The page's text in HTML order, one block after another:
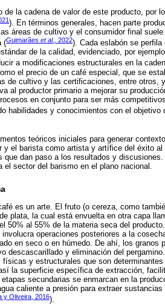
de la cadena de valor de este producto, por
). En términos generales, hacen parte
áreas de cultivo y el consumidor final
(Guimarães et al., 2022). Cada eslabón se
de la calidad, evidenciado, por
a modificaciones estructurales en la
el precio de un café especial, que se
de cultivo y las certificaciones, entre otros,
al productor primario a mejorar su
en conjunto para ser más
habilidades y conocimientos con el
teóricos iniciales para generar
y el barista como artista y artífice del éxito
que dan paso a los resultados y
sector del barismo en el plano nacional.
es un arte. El fruto (o cereza, como
plata, la cual está envuelta en otra capa
50% al 55% de la materia seca del
involucra operaciones posteriores a la
en seco o en húmedo. De ahí, los granos
descascarillado y eliminación del
y estructurales que son
la superficie específica de extracción,
secundarias se enmarcan en la
caliente a presión para extraer
y Oliveira, 2016).